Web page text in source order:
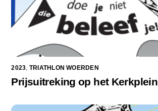
2023, TRIATHLON WOERDEN
Prijsuitreking op het Kerkplein